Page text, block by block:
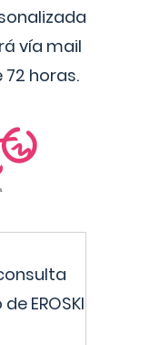
vía mail
horas.
EROSKI